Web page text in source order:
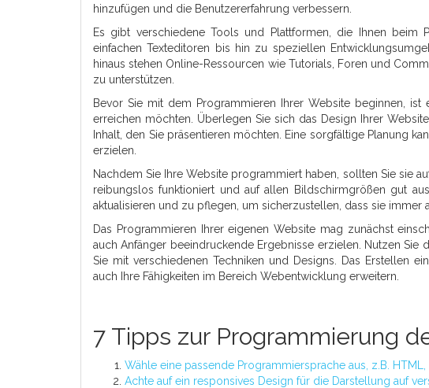
hinzufügen und die Benutzererfahrung verbessern.
Es gibt verschiedene Tools und Plattformen, die Ihnen beim
einfachen Texteditoren bis hin zu speziellen
hinaus stehen Online-Ressourcen wie Tutorials, Foren und
zu unterstützen.
Bevor Sie mit dem Programmieren Ihrer Website beginnen,
erreichen möchten. Überlegen Sie sich das Design Ihrer
Inhalt, den Sie präsentieren möchten. Eine sorgfältige Planung
erzielen.
Nachdem Sie Ihre Website programmiert haben, sollten Sie sie
reibungslos funktioniert und auf allen Bildschirmgrößen gut
aktualisieren und zu pflegen, um sicherzustellen, dass sie immer
Das Programmieren Ihrer eigenen Website mag zunächst
auch Anfänger beeindruckende Ergebnisse erzielen. Nutzen
Sie mit verschiedenen Techniken und Designs. Das Erstellen
auch Ihre Fähigkeiten im Bereich Webentwicklung erweitern.
7 Tipps zur Programmierung
Wähle eine passende Programmiersprache aus, z.B. HTML,
Achte auf ein responsives Design für die Darstellung auf